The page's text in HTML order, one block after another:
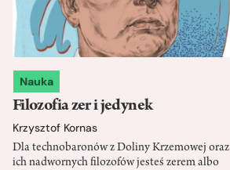
Nauka
Filozofia zer i jedynek
Krzysztof Kornas
Dla technobaronów z Doliny Krzemowej oraz
ich nadwornych filozofów jesteś zerem albo